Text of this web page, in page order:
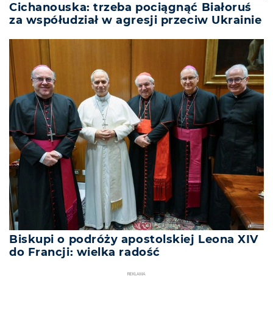
Cichanouska: trzeba pociągnąć Białoruś
za współudział w agresji przeciw Ukrainie
Biskupi o podróży apostolskiej Leona XIV
do Francji: wielka radość
REKLAMA